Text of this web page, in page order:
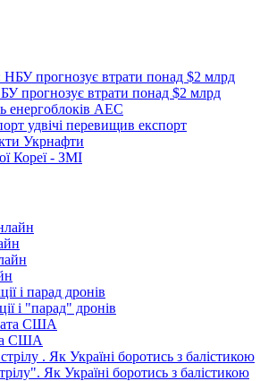
прогнозує втрати понад $2 млрд
енергоблоків АЕС
удвічі перевищив експорт
Укрнафти
Кореї - ЗМІ
і "парад" дронів
США
Як Україні боротись з балістикою